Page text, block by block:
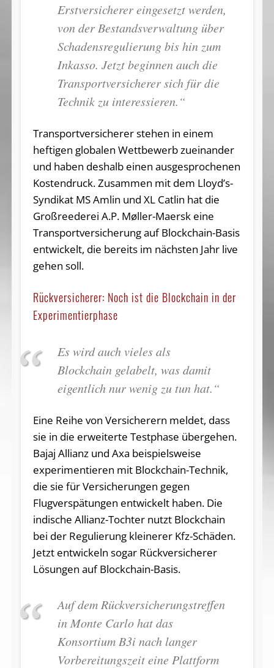
Erstversicherer eingesetzt werden,
von der Bestandsverwaltung über
Schadensregulierung bis hin zum
Inkasso. Jetzt beginnen auch die
Transportversicherer sich für die
Technik zu interessieren.“
Transportversicherer stehen in einem
heftigen globalen Wettbewerb zueinander
und haben deshalb einen ausgesprochenen
Kostendruck. Zusammen mit dem Lloyd’s-
Syndikat MS Amlin und XL Catlin hat die
Großreederei A.P. Møller-Maersk eine
Transportversicherung auf Blockchain-Basis
entwickelt, die bereits im nächsten Jahr live
gehen soll.
Rückversicherer: Noch ist die Blockchain in der
Experimentierphase
Es wird auch vieles als
Blockchain gelabelt, was damit
eigentlich nur wenig zu tun hat.“
Eine Reihe von Versicherern meldet, dass
sie in die erweiterte Testphase übergehen.
Bajaj Allianz und Axa beispielsweise
experimentieren mit Blockchain-Technik,
die sie für Versicherungen gegen
Flugverspätungen entwickelt haben. Die
indische Allianz-Tochter nutzt Blockchain
bei der Regulierung kleinerer Kfz-Schäden.
Jetzt entwickeln sogar Rückversicherer
Lösungen auf Blockchain-Basis.
Auf dem Rückversicherungstreffen
in Monte Carlo hat das
Konsortium B3i nach langer
Vorbereitungszeit eine Plattform